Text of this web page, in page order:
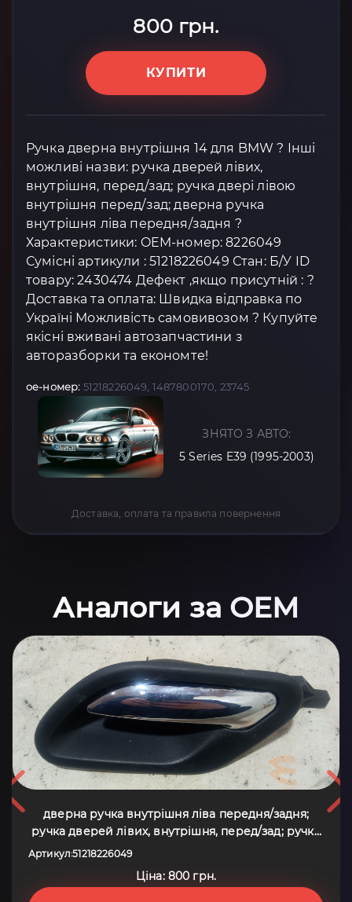
800 грн.
КУПИТИ
Ручка дверна внутрішня 14 для BMW ? Інші
можливі назви: ручка дверей лівих,
внутрішня, перед/зад; ручка двері лівою
внутрішня перед/зад; дверна ручка
внутрішня ліва передня/задня ?
Характеристики: OEM-номер: 8226049
Сумісні артикули : 51218226049 Стан: Б/У ID
товару: 2430474 Дефект ,якщо присутній : ?
Доставка та оплата: Швидка відправка по
Україні Можливість самовивозом ? Купуйте
якісні вживані автозапчастини з
авторазборки та економте!
oe-номер: 51218226049, 1487800170, 23745
ЗНЯТО З АВТО:
5 Series E39 (1995-2003)
Доставка, оплата та правила повернення
Аналоги за OEM
дверна ручка внутрішня ліва передня/задня;
ручка дверей лівих, внутрішня, перед/зад; ручка
двері лівою внутрішня перед/зад BMW 5 Series
Артикул:51218226049
Ціна: 800 грн.